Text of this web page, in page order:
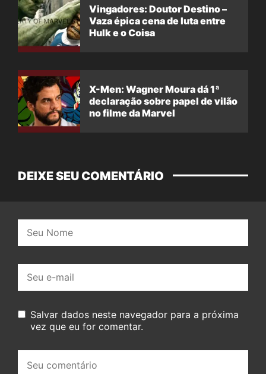
Vingadores: Doutor Destino –
Vaza épica cena de luta entre
Hulk e o Coisa
X-Men: Wagner Moura dá 1ª
declaração sobre papel de vilão
no filme da Marvel
DEIXE SEU COMENTÁRIO
mail:
Salvar dados neste navegador para a próxima
vez que eu for comentar.
comentário: